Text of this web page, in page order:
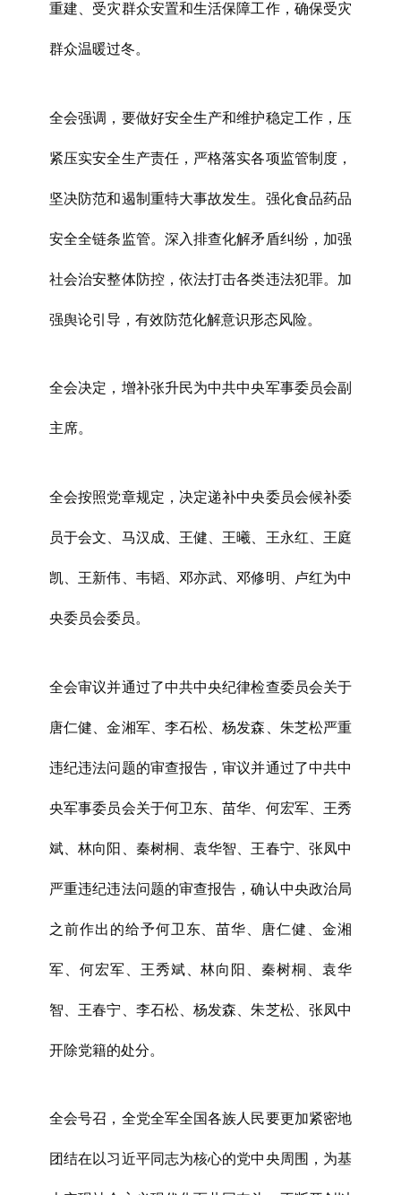
重建、受灾群众安置和生活保障工作，确保受灾
群众温暖过冬。
全会强调，要做好安全生产和维护稳定工作，压
紧压实安全生产责任，严格落实各项监管制度，
坚决防范和遏制重特大事故发生。强化食品药品
安全全链条监管。深入排查化解矛盾纠纷，加强
社会治安整体防控，依法打击各类违法犯罪。加
强舆论引导，有效防范化解意识形态风险。
全会决定，增补张升民为中共中央军事委员会副
主席。
全会按照党章规定，决定递补中央委员会候补委
员于会文、马汉成、王健、王曦、王永红、王庭
凯、王新伟、韦韬、邓亦武、邓修明、卢红为中
央委员会委员。
全会审议并通过了中共中央纪律检查委员会关于
唐仁健、金湘军、李石松、杨发森、朱芝松严重
违纪违法问题的审查报告，审议并通过了中共中
央军事委员会关于何卫东、苗华、何宏军、王秀
斌、林向阳、秦树桐、袁华智、王春宁、张凤中
严重违纪违法问题的审查报告，确认中央政治局
之前作出的给予何卫东、苗华、唐仁健、金湘
军、何宏军、王秀斌、林向阳、秦树桐、袁华
智、王春宁、李石松、杨发森、朱芝松、张凤中
开除党籍的处分。
全会号召，全党全军全国各族人民要更加紧密地
团结在以习近平同志为核心的党中央周围，为基